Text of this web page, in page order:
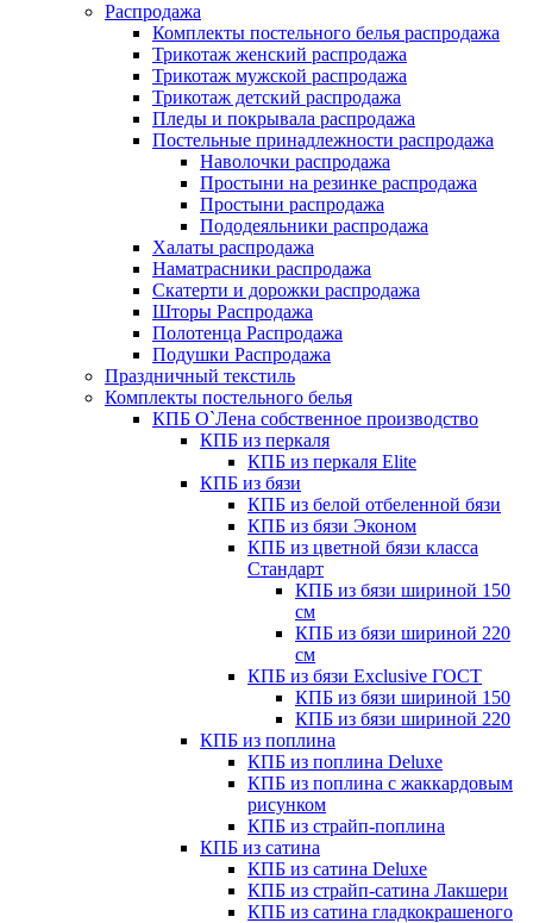
Распродажа
Комплекты постельного белья распродажа
Трикотаж женский распродажа
Трикотаж мужской распродажа
Трикотаж детский распродажа
Пледы и покрывала распродажа
Постельные принадлежности распродажа
Наволочки распродажа
Простыни на резинке распродажа
Простыни распродажа
Пододеяльники распродажа
Халаты распродажа
Наматрасники распродажа
Скатерти и дорожки распродажа
Шторы Распродажа
Полотенца Распродажа
Подушки Распродажа
Праздничный текстиль
Комплекты постельного белья
КПБ О`Лена собственное производство
КПБ из перкаля
КПБ из перкаля Elite
КПБ из бязи
КПБ из белой отбеленной бязи
КПБ из бязи Эконом
КПБ из цветной бязи класса
Стандарт
КПБ из бязи шириной 150
см
КПБ из бязи шириной 220
см
КПБ из бязи Exclusive ГОСТ
КПБ из бязи шириной 150
КПБ из бязи шириной 220
КПБ из поплина
КПБ из поплина Deluxe
КПБ из поплина с жаккардовым
рисунком
КПБ из страйп-поплина
КПБ из сатина
КПБ из сатина Deluxe
КПБ из страйп-сатина Лакшери
КПБ из сатина гладкокрашеного